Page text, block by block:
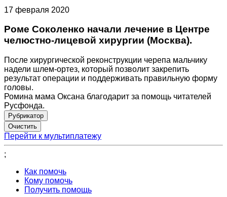
17 февраля 2020
Роме Соколенко начали лечение в Центре
челюстно-лицевой хирургии (Москва).
После хирургической реконструкции черепа мальчику
надели шлем-ортез, который позволит закрепить
результат операции и поддерживать правильную форму
головы.
Ромина мама Оксана благодарит за помощь читателей
Русфонда.
Рубрикатор
Перейти к мультиплатежу
;
Как помочь
Кому помочь
Получить помощь